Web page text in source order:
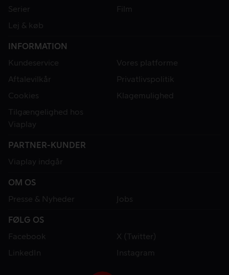
Serier
Film
Lej & køb
INFORMATION
Kundeservice
Vores platforme
Aftalevilkår
Privatlivspolitik
Cookies
Klagemulighed
Tilgængelighed hos
Viaplay
PARTNER-KUNDER
Viaplay indgår
OM OS
Presse & Nyheder
Jobs
FØLG OS
Facebook
X (Twitter)
LinkedIn
Instagram